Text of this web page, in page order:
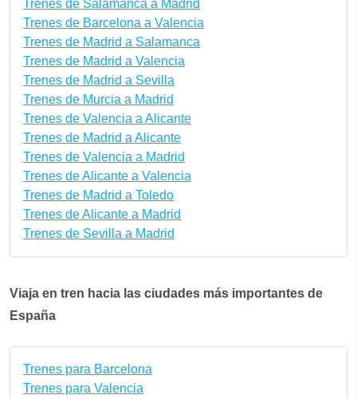
Trenes de Salamanca a Madrid
Trenes de Barcelona a Valencia
Trenes de Madrid a Salamanca
Trenes de Madrid a Valencia
Trenes de Madrid a Sevilla
Trenes de Murcia a Madrid
Trenes de Valencia a Alicante
Trenes de Madrid a Alicante
Trenes de Valencia a Madrid
Trenes de Alicante a Valencia
Trenes de Madrid a Toledo
Trenes de Alicante a Madrid
Trenes de Sevilla a Madrid
Viaja en tren hacia las ciudades más importantes de
España
Trenes para Barcelona
Trenes para Valencia